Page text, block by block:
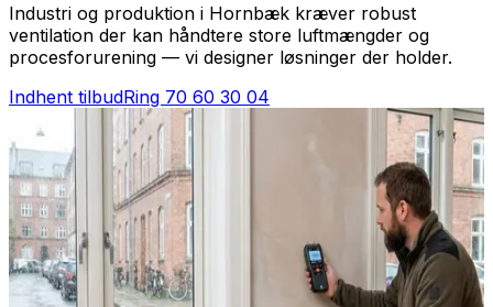
Industri og produktion i Hornbæk kræver robust
ventilation der kan håndtere store luftmængder og
procesforurening — vi designer løsninger der holder.
Indhent tilbudRing 70 60 30 04